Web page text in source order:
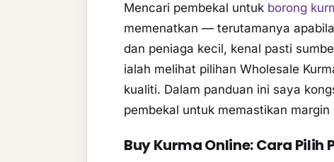
Mencari pembekal untuk borong
memenatkan — terutamanya
dan peniaga kecil, kenal pasti
ialah melihat pilihan Wholesale
kualiti. Dalam panduan ini saya
pembekal untuk memastikan
Buy Kurma Online: Cara